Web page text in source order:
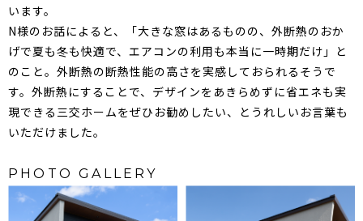
います。
N様のお話によると、「大きな窓はあるものの、外断熱のおか
げで夏も冬も快適で、エアコンの利用も本当に一時期だけ」と
のこと。外断熱の断熱性能の高さを実感しておられるそうで
す。外断熱にすることで、デザインをあきらめずに省エネも実
現できる三交ホームをぜひお勧めしたい、とうれしいお言葉も
いただけました。
PHOTO GALLERY